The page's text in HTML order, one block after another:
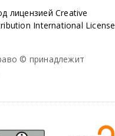
лицензией Creative
International License
© принадлежит